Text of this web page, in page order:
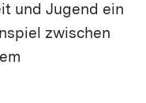
und Jugend ein
zwischen